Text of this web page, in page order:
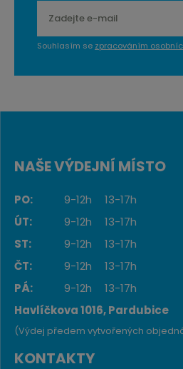
Souhlasím se zpracováním
NAŠE VÝDEJNÍ MÍSTO
PO: 9-12h
13-17h
ÚT:
9-12h
13-17h
ST:
9-12h
13-17h
ČT:
9-12h
13-17h
PÁ:
9-12h
13-17h
Havlíčkova 1016, Pardubice
KONTAKTY
(Výdej předem vytvořených